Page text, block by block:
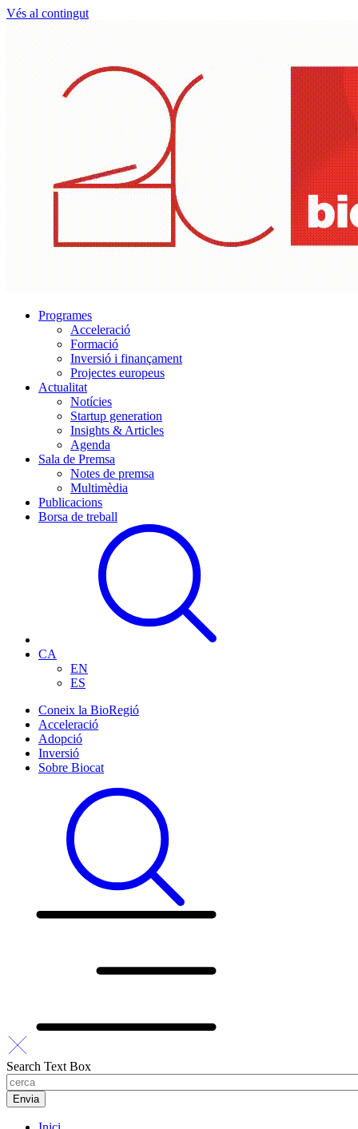
Vés al contingut
Programes
Acceleració
Formació
Inversió i finançament
Projectes europeus
Actualitat
Notícies
Startup generation
Insights & Articles
Agenda
Sala de Premsa
Notes de premsa
Multimèdia
Publicacions
Borsa de treball
CA
EN
ES
Coneix la BioRegió
Acceleració
Adopció
Inversió
Sobre Biocat
Search Text Box